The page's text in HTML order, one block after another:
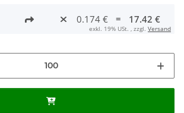
0.174 € = 17.42 €
exkl. 19% USt. , zzgl. Versand